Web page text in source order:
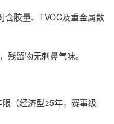
胶量、TVOC及重金属数
留物无刺鼻气味。
（经济型≥5年，赛事级